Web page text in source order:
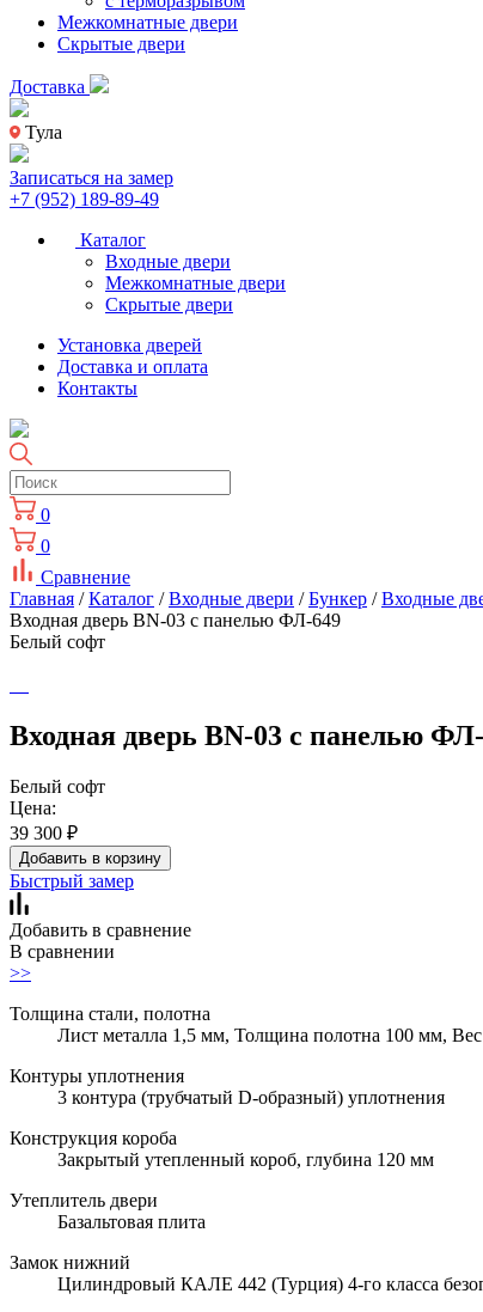
Межкомнатные двери
Скрытые двери
Доставка
Тула
Записаться на замер
+7 (952) 189-89-49
Каталог
Входные двери
Межкомнатные двери
Скрытые двери
Установка дверей
Доставка и оплата
Контакты
0
0
Сравнение
Главная /Каталог /Входные двери /Бункер /Входные
Входная дверь BN-03 с панелью ФЛ-649
Белый софт
Входная дверь BN-03 с панелью
Белый софт
Цена:
39 300 ₽
Добавить в корзину
Быстрый замер
Добавить в сравнение
В сравнении
>>
Толщина стали, полотна
Лист металла 1,5 мм, Толщина полотна 100 мм, Вес
Контуры уплотнения
3 контура (трубчатый D-образный) уплотнения
Конструкция короба
Закрытый утепленный короб, глубина 120 мм
Утеплитель двери
Базальтовая плита
Замок нижний
Цилиндровый КАЛЕ 442 (Турция) 4-го класса